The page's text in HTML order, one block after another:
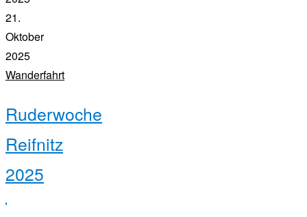
21.
Oktober
2025
Wanderfahrt
Ruderwoche
Reifnitz
2025